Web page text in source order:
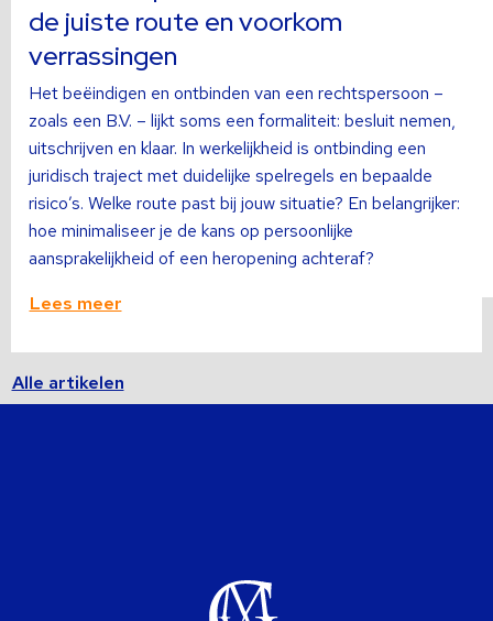
de juiste route en voorkom
verrassingen
Het beëindigen en ontbinden van een rechtspersoon –
zoals een B.V. – lijkt soms een formaliteit: besluit nemen,
uitschrijven en klaar. In werkelijkheid is ontbinding een
juridisch traject met duidelijke spelregels en bepaalde
risico’s. Welke route past bij jouw situatie? En belangrijker:
hoe minimaliseer je de kans op persoonlijke
aansprakelijkheid of een heropening achteraf?
Lees meer
Alle artikelen